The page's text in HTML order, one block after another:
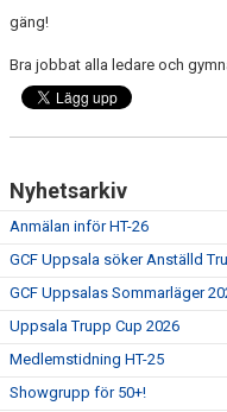
FÖR MEDLEMMAR
TRYGG IDROTT
gäng!
Bra jobbat alla ledare och
Nyhetsarkiv
Anmälan inför HT-26
GCF Uppsala söker Anställd
GCF Uppsalas Sommarläger
Uppsala Trupp Cup 2026
Medlemstidning HT-25
Showgrupp för 50+!